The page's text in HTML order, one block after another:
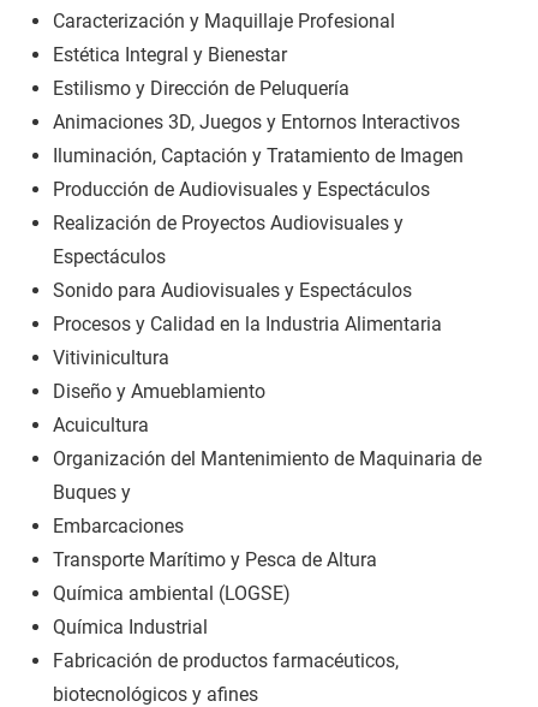
Caracterización y Maquillaje Profesional
Estética Integral y Bienestar
Estilismo y Dirección de Peluquería
Animaciones 3D, Juegos y Entornos Interactivos
Iluminación, Captación y Tratamiento de Imagen
Producción de Audiovisuales y Espectáculos
Realización de Proyectos Audiovisuales y
Espectáculos
Sonido para Audiovisuales y Espectáculos
Procesos y Calidad en la Industria Alimentaria
Vitivinicultura
Diseño y Amueblamiento
Acuicultura
Organización del Mantenimiento de Maquinaria de
Buques y
Embarcaciones
Transporte Marítimo y Pesca de Altura
Química ambiental (LOGSE)
Química Industrial
Fabricación de productos farmacéuticos,
biotecnológicos y afines